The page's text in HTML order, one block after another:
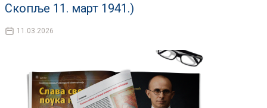
Скопље 11. март 1941.)
11.03.2026